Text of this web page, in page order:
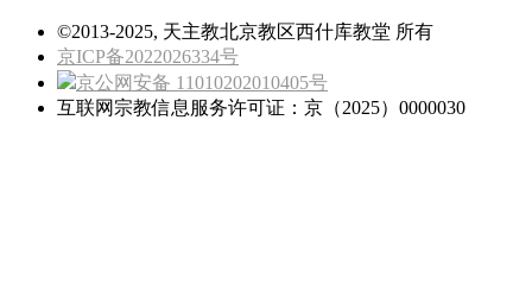
©2013-2025, 天主教北京教区西什库教堂 所有
京ICP备2022026334号
京公网安备 11010202010405号
互联网宗教信息服务许可证：京（2025）0000030